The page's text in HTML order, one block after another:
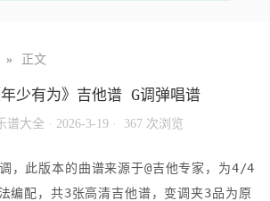
» 正文
少有为》吉他谱 G调弹唱谱
谱大全 · 2026-3-19 · 367 次浏览
，此版本的曲谱来源于@吉他专家，为4/4
编配，共3张高清吉他谱，变调夹3品为原